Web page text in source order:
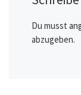
Du musst
abzugeben.